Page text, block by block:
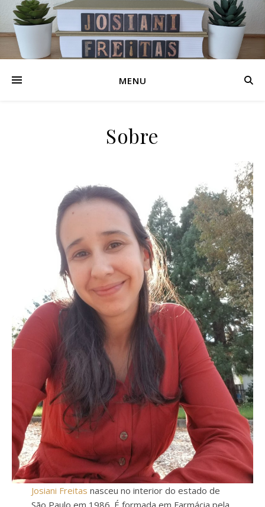
MENU
Sobre
Josiani Freitas nasceu no interior do estado de
São Paulo em 1986. É formada em Farmácia pela